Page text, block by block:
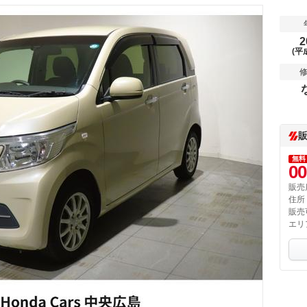
(平
無料
販売
住所
販売
エリ